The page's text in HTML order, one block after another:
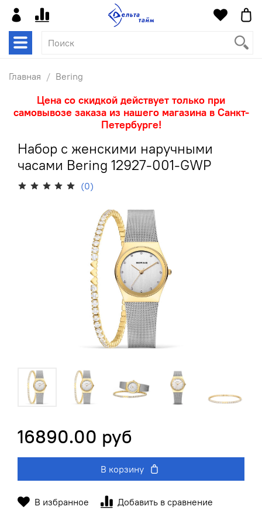
Главная Bering
Цена со скидкой действует только при
самовывозе заказа из нашего магазина в Санкт-
Петербурге!
Набор с женскими наручными
часами Bering 12927-001-GWP
(0)
В избранное Добавить в сравнение
16890.00 руб
В корзину